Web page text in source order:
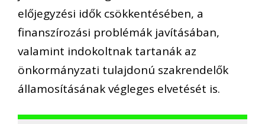
előjegyzési idők csökkentésében, a
finanszírozási problémák javításában,
valamint indokoltnak tartanák az
önkormányzati tulajdonú szakrendelők
államosításának végleges elvetését is.